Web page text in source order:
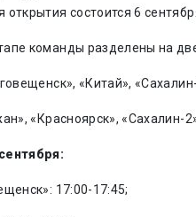
состоится 6
команды разделены на
«Китай», «Сахалин-
«Красноярск», «Сахалин-
17:00-17:45;